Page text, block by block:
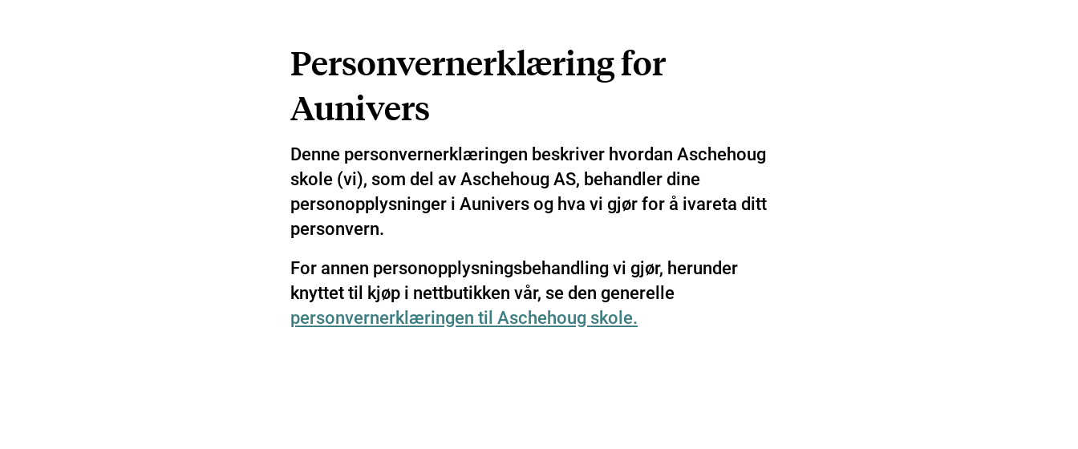
Personvernerklæring for
Aunivers
Denne personvernerklæringen beskriver hvordan Aschehoug
skole (vi), som del av Aschehoug AS, behandler dine
personopplysninger i Aunivers og hva vi gjør for å ivareta ditt
personvern.
For annen personopplysningsbehandling vi gjør, herunder
knyttet til kjøp i nettbutikken vår, se den generelle
personvernerklæringen til Aschehoug skole.